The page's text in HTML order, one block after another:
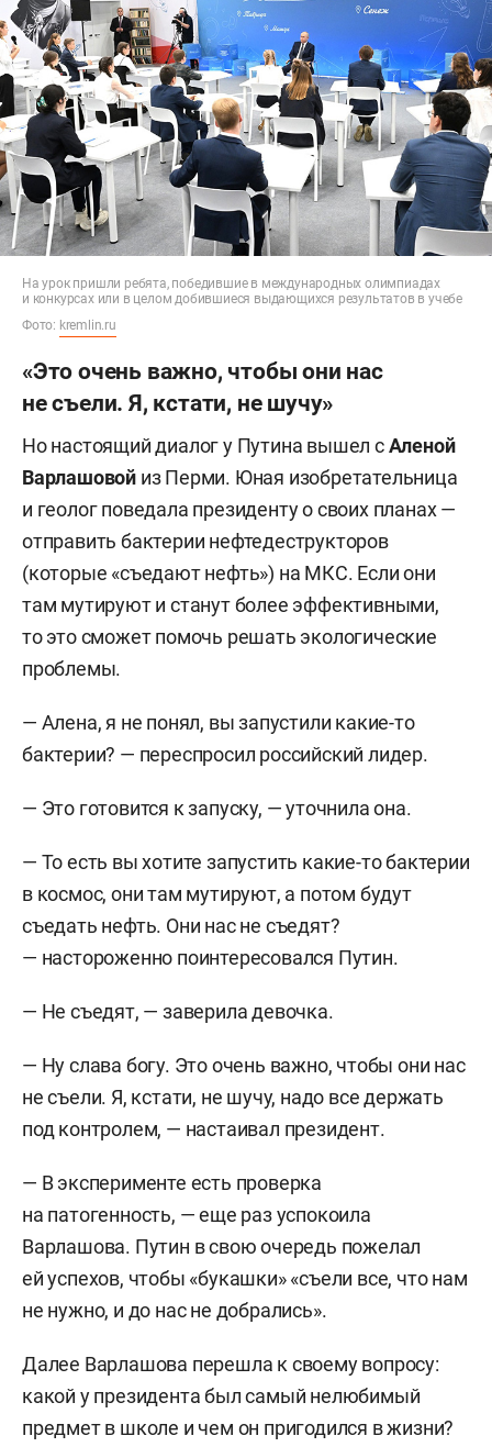
На урок пришли ребята, победившие в международных олимпиадах
и конкурсах или в целом добившиеся выдающихся результатов в учебе
Фото: kremlin.ru
«Это очень важно, чтобы они нас
не съели. Я, кстати, не шучу»
Но настоящий диалог у Путина вышел сАленой
Варлашовой из Перми. Юная изобретательница
и геолог поведала президенту о своих планах —
отправить бактерии нефтедеструкторов
(которые «съедают нефть») на МКС. Если они
там мутируют и станут более эффективными,
то это сможет помочь решать экологические
проблемы.
— Алена, я не понял, вы запустили какие-то
бактерии? — переспросил российский лидер.
— Это готовится к запуску, — уточнила она.
— То есть вы хотите запустить какие-то бактерии
в космос, они там мутируют, а потом будут
съедать нефть. Они нас не съедят?
— настороженно поинтересовался Путин.
— Не съедят, — заверила девочка.
— Ну слава богу. Это очень важно, чтобы они нас
не съели. Я, кстати, не шучу, надо все держать
под контролем, — настаивал президент.
— В эксперименте есть проверка
на патогенность, — еще раз успокоила
Варлашова. Путин в свою очередь пожелал
ей успехов, чтобы «букашки» «съели все, что нам
не нужно, и до нас не добрались».
Далее Варлашова перешла к своему вопросу:
какой у президента был самый нелюбимый
предмет в школе и чем он пригодился в жизни?